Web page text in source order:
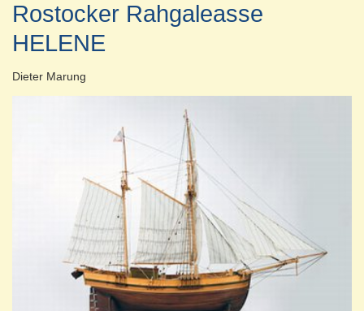
Rostocker Rahgaleasse
HELENE
Dieter Marung